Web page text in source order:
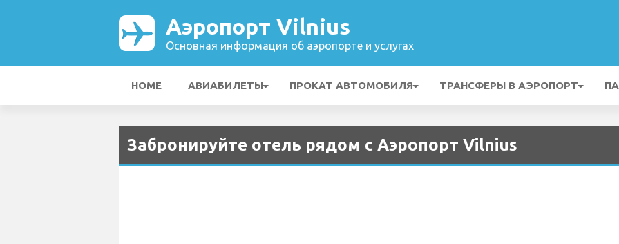
Аэропорт Vilnius
Основная информация об аэропорте и услугах
HOME АВИАБИЛЕТЫ ПРОКАТ АВТОМОБИЛЯ ТРАНСФЕРЫ В АЭРОПОРТ
Забронируйте отель рядом с Аэропорт Vilnius